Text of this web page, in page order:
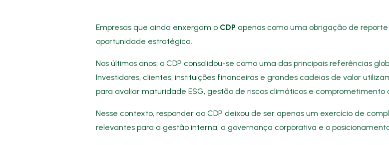
Empresas que ainda enxergam o CDP apenas como uma obrigação de
oportunidade estratégica.
Nos últimos anos, o CDP consolidou-se como uma das principais referências
Investidores, clientes, instituições financeiras e grandes cadeias de valor
para avaliar maturidade ESG, gestão de riscos climáticos e comprometimento
Nesse contexto, responder ao CDP deixou de ser apenas um exercício de
relevantes para a gestão interna, a governança corporativa e o